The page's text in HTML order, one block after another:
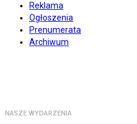
Reklama
Ogłoszenia
Prenumerata
Archiwum
NASZE WYDARZENIA